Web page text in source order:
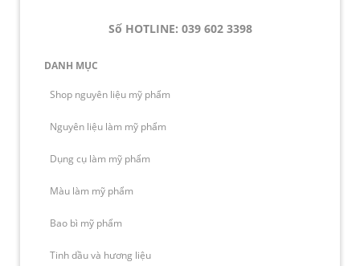
Số HOTLINE: 039 602 3398
DANH MỤC
Shop nguyên liệu mỹ phẩm
Nguyên liệu làm mỹ phẩm
Dụng cụ làm mỹ phẩm
Màu làm mỹ phẩm
Bao bì mỹ phẩm
Tinh dầu và hương liệu